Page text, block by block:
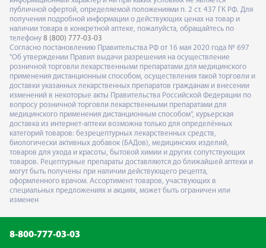
публичной офертой, определяемой положениями п. 2 ст. 437 ГК РФ. Для
получения подробной информации о действующих ценах на товар и
наличии товара в конкретной аптеке, пожалуйста, обращайтесь по
телефону 8 (800) 777-03-03
Согласно постановлению Правительства РФ от 16 мая 2020 года № 697
"Об утверждении Правил выдачи разрешения на осуществление
розничной торговли лекарственными препаратами для медицинского
применения дистанционным способом, осуществления такой торговли и
доставки указанных лекарственных препаратов гражданам и внесении
изменений в некоторые акты Правительства Российской Федерации по
вопросу розничной торговли лекарственными препаратами для
медицинского применения дистанционным способом", курьерская
доставка из интернет-аптеки возможна только для определённых
категорий товаров: безрецептурных лекарственных средств,
биологически активных добавок (БАДов), медицинских изделий,
товаров для ухода и красоты, бытовой химии и других сопутствующих
товаров. Рецептурные препараты доставляются до ближайшей аптеки и
могут быть получены при наличии действующего рецепта,
оформленного врачом. Ассортимент товаров, участвующих в
специальных предложениях и акциях, может быть ограничен или
изменен
8-800-777-03-03